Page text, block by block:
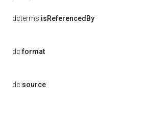
dcterms:isReferencedBy
dc:format
dc:source